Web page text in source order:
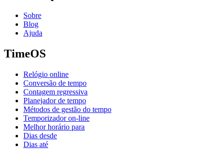
Sobre
Blog
Ajuda
TimeOS
Relógio online
Conversão de tempo
Contagem regressiva
Planejador de tempo
Métodos de gestão do tempo
Temporizador on-line
Melhor horário para
Dias desde
Dias até